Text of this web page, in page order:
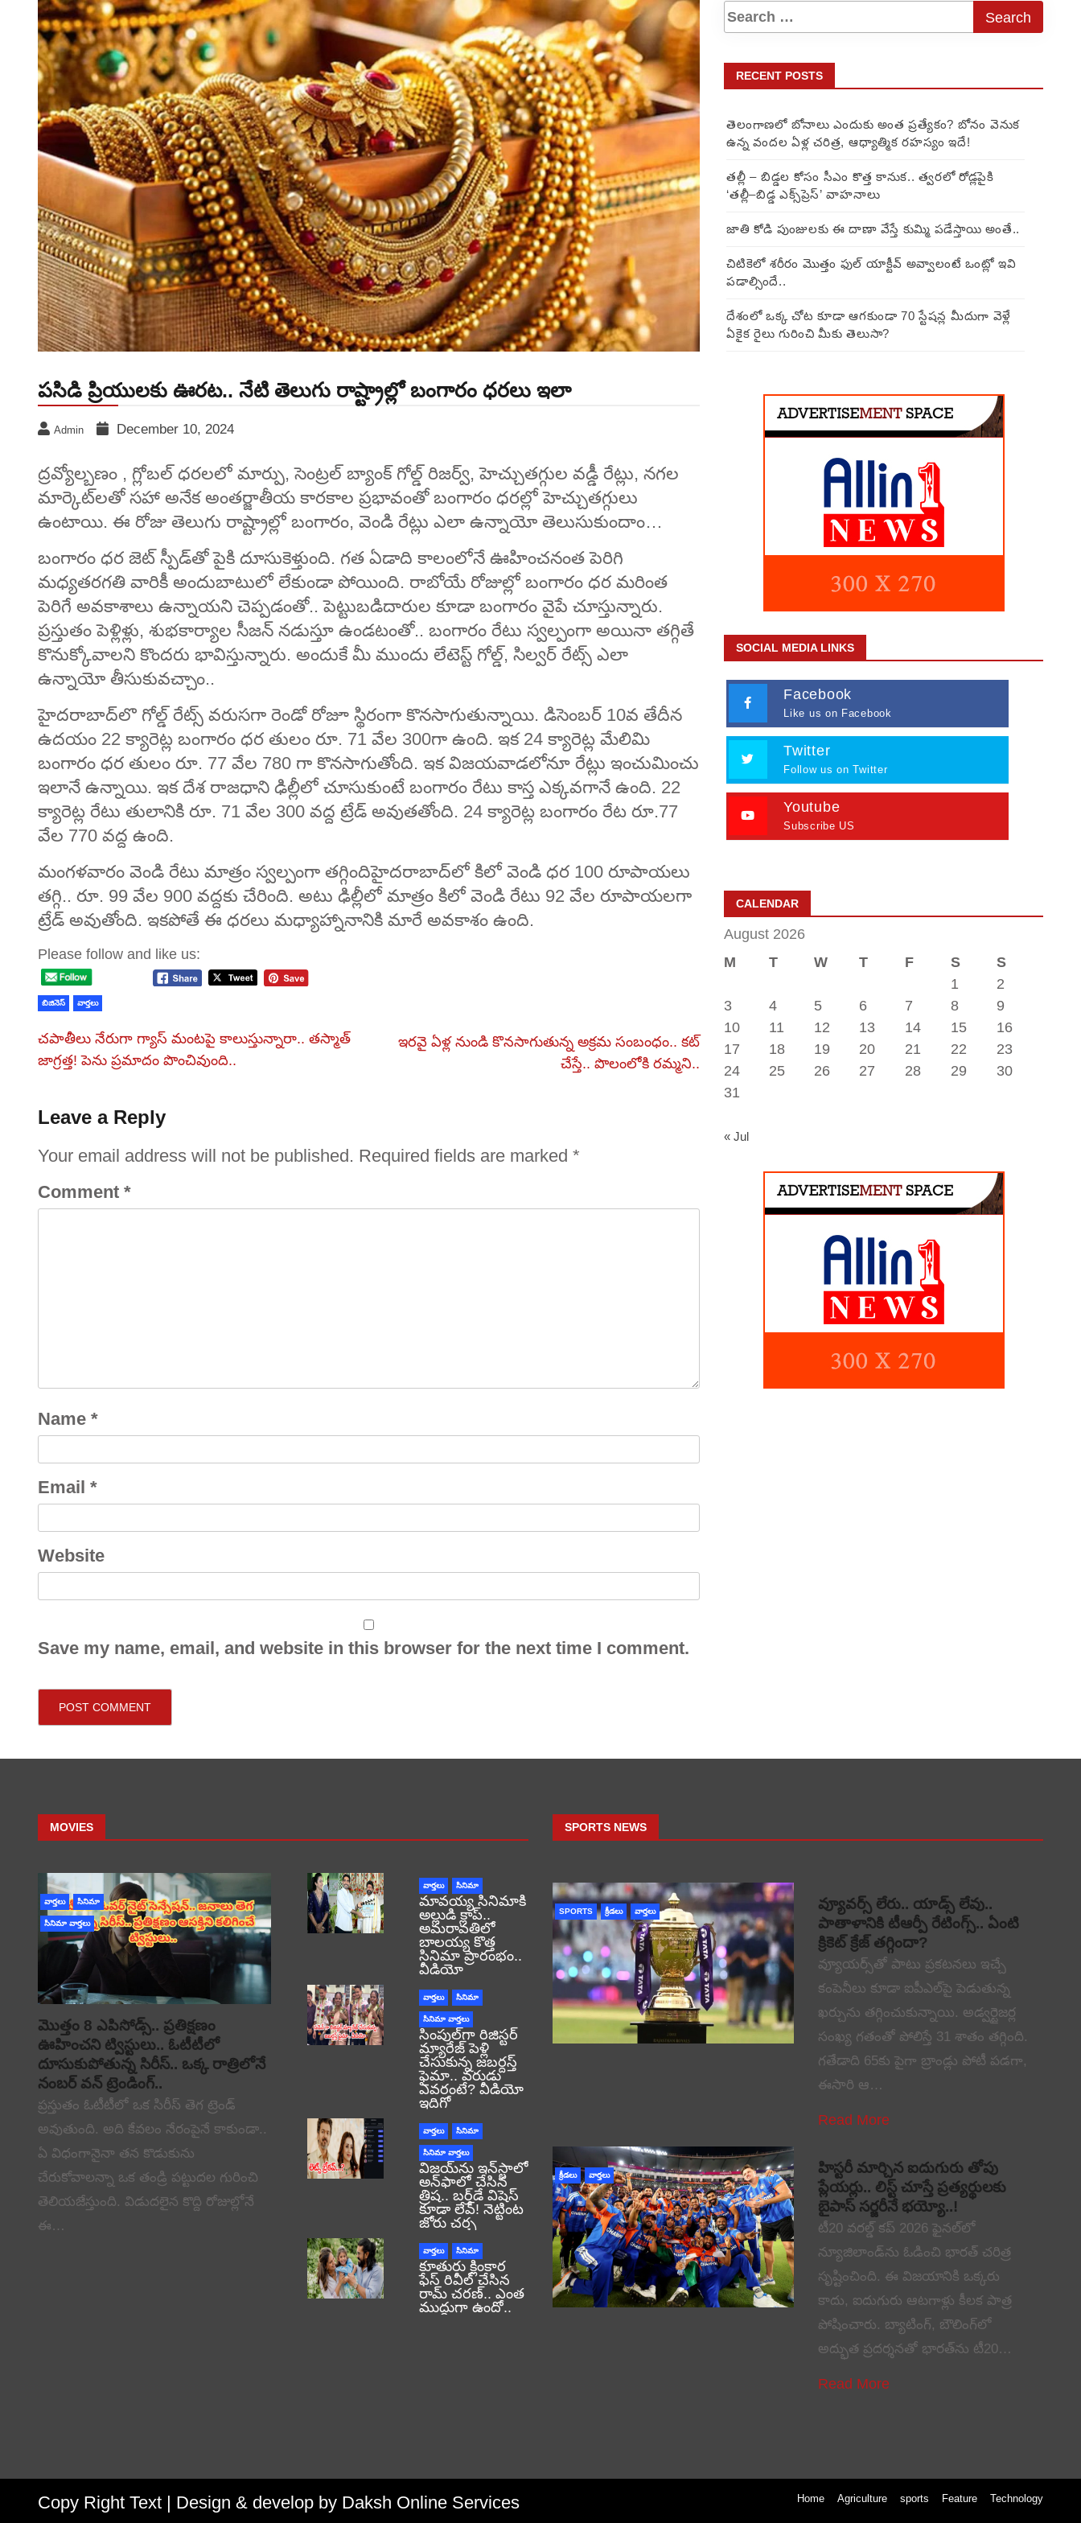
పసిడి ప్రియులకు ఊరట.. నేటి తెలుగు రాష్ట్రాల్లో బంగారం ధరలు ఇలా
Admin December 10, 2024
ద్రవ్యోల్బణం , గ్లోబల్ ధరలలో మార్పు, సెంట్రల్ బ్యాంక్ గోల్డ్ రిజర్వ్, హెచ్చుతగ్గుల వడ్డీ రేట్లు, నగల
మార్కెట్‌లతో సహా అనేక అంతర్జాతీయ కారకాల ప్రభావంతో బంగారం ధరల్లో హెచ్చుతగ్గులు
ఉంటాయి. ఈ రోజు తెలుగు రాష్ట్రాల్లో బంగారం, వెండి రేట్లు ఎలా ఉన్నాయో తెలుసుకుందాం…
బంగారం ధర జెట్ స్పీడ్‌తో పైకి దూసుకెళ్తుంది. గత ఏడాది కాలంలోనే ఊహించనంత పెరిగి
మధ్యతరగతి వారికీ అందుబాటులో లేకుండా పోయింది. రాబోయే రోజుల్లో బంగారం ధర మరింత
పెరిగే అవకాశాలు ఉన్నాయని చెప్పడంతో.. పెట్టుబడిదారుల కూడా బంగారం వైపే చూస్తున్నారు.
ప్రస్తుతం పెళ్లిళ్లు, శుభకార్యాల సీజన్ నడుస్తూ ఉండటంతో.. బంగారం రేటు స్వల్పంగా అయినా తగ్గితే
కొనుక్కోవాలని కొందరు భావిస్తున్నారు. అందుకే మీ ముందు లేటెస్ట్ గోల్డ్, సిల్వర్ రేట్స్ ఎలా
ఉన్నాయో తీసుకువచ్చాం..
హైదరాబాద్‌లొ గోల్డ్ రేట్స్ వరుసగా రెండో రోజూ స్థిరంగా కొనసాగుతున్నాయి. డిసెంబర్ 10వ తేదీన
ఉదయం 22 క్యారెట్ల బంగారం ధర తులం రూ. 71 వేల 300గా ఉంది. ఇక 24 క్యారెట్ల మేలిమి
బంగారం ధర తులం రూ. 77 వేల 780 గా కొనసాగుతోంది. ఇక విజయవాడలోనూ రేట్లు ఇంచుమించు
ఇలానే ఉన్నాయి. ఇక దేశ రాజధాని ఢిల్లీలో చూసుకుంటే బంగారం రేటు కాస్త ఎక్కవగానే ఉంది. 22
క్యారెట్ల రేటు తులానికి రూ. 71 వేల 300 వద్ద ట్రేడ్ అవుతతోంది. 24 క్యారెట్ల బంగారం రేట రూ.77
వేల 770 వద్ద ఉంది.
మంగళవారం వెండి రేటు మాత్రం స్వల్పంగా తగ్గిందిహైదరాబాద్‌లో కిలో వెండి ధర 100 రూపాయలు
తగ్గి.. రూ. 99 వేల 900 వద్దకు చేరింది. అటు ఢిల్లీలో మాత్రం కిలో వెండి రేటు 92 వేల రూపాయలగా
ట్రేడ్ అవుతోంది. ఇకపోతే ఈ ధరలు మధ్యాహ్నానానికి మారే అవకాశం ఉంది.
Please follow and like us:
బిజినెస్ వార్తలు
చపాతీలు నేరుగా గ్యాస్ మంటపై కాలుస్తున్నారా.. తస్మాత్
జాగ్రత్త! పెను ప్రమాదం పొంచివుంది..
ఇరవై ఏళ్ల నుండి కొనసాగుతున్న అక్రమ సంబంధం.. కట్
చేస్తే.. పొలంలోకి రమ్మని..
Leave a Reply
Your email address will not be published. Required fields are marked *
Comment *
Name *
Email *
Website
Save my name, email, and website in this browser for the next time I comment.
RECENT POSTS
తెలంగాణలో బోనాలు ఎందుకు అంత ప్రత్యేకం? బోనం వెనుక
ఉన్న వందల ఏళ్ల చరిత్ర, ఆధ్యాత్మిక రహస్యం ఇదే!
తల్లీ – బిడ్డల కోసం సీఎం కొత్త కానుక.. త్వరలో రోడ్లపైకి
‘తల్లీ–బిడ్డ ఎక్స్‌ప్రెస్’ వాహనాలు
జాతి కోడి పుంజులకు ఈ దాణా వేస్తే కుమ్మి పడేస్తాయి అంతే..
చిటికెలో శరీరం మొత్తం ఫుల్ యాక్టీవ్ అవ్వాలంటే ఒంట్లో ఇవి
పడాల్సిందే..
దేశంలో ఒక్క చోట కూడా ఆగకుండా 70 స్టేషన్ల మీదుగా వెళ్లే
ఏకైక రైలు గురించి మీకు తెలుసా?
SOCIAL MEDIA LINKS
Facebook
Like us on Facebook
Twitter
Follow us on Twitter
Youtube
Subscribe US
CALENDAR
August 2026
M
T W T F S
S
1
2
3
4 5 6 7 8
9
10
11 12 13 14 15
16
17
18 19 20 21 22
23
24
25 26 27 28 29
30
31
« Jul
MOVIES
వార్తలు సినిమా
సినిమా వార్తలు
మొత్తం 8 ఎపిసోడ్స్.. ప్రతిక్షణం
ఊహించని ట్విస్టులు.. ఓటీటీలో
దూసుకుపోతున్న సిరీస్.. ఒక్క రాత్రిలోనే
నంబర్ వన్ ట్రెండింగ్..
ప్రస్తుతం ఓటీటీలో ఒక సిరీస్ తెగ ట్రెండ్
అవుతుంది. అది కేవలం నేరంపైనే కాకుండా..
ఏ విధంగానైనా తన కొడుకును
చేరుకోవాలన్నా ఒక తండ్రి పట్టుదల గురించి
తెలియజేస్తుంది. విడుదలైన కొద్ది రోజుల్లోనే
ఈ…
వార్తలు సినిమా
మావయ్య సినిమాకి
అల్లుడి క్లాప్..
అమరావతిలో
బాలయ్య కొత్త
సినిమా ప్రారంభం..
వీడియో
వార్తలు సినిమా
సినిమా వార్తలు
సింపుల్‌గా రిజిస్టర్‌
మ్యారేజ్ పెళ్లి
చేసుకున్న జబర్దస్త్
ఫైమా.. వరుడు
ఎవరంటే? వీడియో
ఇదిగో
వార్తలు సినిమా
సినిమా వార్తలు
విజయ్‌ను ఇన్‌స్టాలో
అన్‌ఫాలో చేసిన
త్రిష.. బర్త్‌డే విషెస్
కూడా లేవ్! నెట్టింట
జోరు చర్చ
వార్తలు సినిమా
కూతురు క్లింకార
ఫేస్ రివీల్ చేసిన
రామ్ చరణ్.. ఎంత
ముద్దుగా ఉందో..
SPORTS NEWS
SPORTS క్రీడలు వార్తలు
వ్యూవర్స్ లేరు.. యాడ్స్ లేవు..
పాతాళానికి టీఆర్పీ రేటింగ్స్.. ఏంటి
క్రికెట్ క్రేజ్ తగ్గిందా?
వ్యూయర్స్‌తో పాటు ప్రకటనలు ఇచ్చే
కంపెనీలు కూడా ఐపీఎల్‌పై పెడుతున్న
ఖర్చును తగ్గించుకున్నాయి. అడ్వర్టైజర్ల
సంఖ్య గతంతో పోలిస్తే 31 శాతం తగ్గింది.
గతేడాది 65కు పైగా బ్రాండ్లు పోటీ పడగా,
ఈసారి ఆ…
Read More
క్రీడలు వార్తలు
హిస్టరీ మార్చిన ఐదుగురు తోపు
ప్లేయర్లు.. లిస్ట్ చూస్తే ప్రత్యర్థులకు
బైపాస్ సర్జరీనే భయ్యో..!
టీ20 వరల్డ్ కప్ 2026 ఫైనల్‌లో
న్యూజిలాండ్‌ను ఓడించి భారత్ చరిత్ర
సృష్టించింది. ఈ విజయానికి ఒక్కరు
కాదు, ఐదుగురు ఆటగాళ్లు కీలక పాత్ర
పోషించారు. బ్యాటింగ్, బౌలింగ్‌లో
అద్భుత ప్రదర్శనతో భారత్‌ను టీ20…
Read More
Copy Right Text | Design & develop by Daksh Online Services Home Agriculture sports Feature Technology